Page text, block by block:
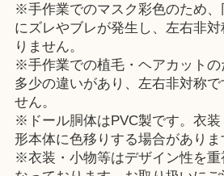
※手作業でのマスク彩色のため、
にズレやブレが発生し、左右非
りません。
※手作業での植毛・ヘアカットの
多少の違いがあり、左右非対称
せん。
※ドール胴体はPVC製です。衣装
形本体に色移りする場合がありま
※衣装・小物等はデザイン性を重